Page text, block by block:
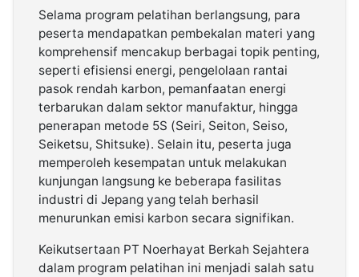
Selama program pelatihan berlangsung, para
peserta mendapatkan pembekalan materi yang
komprehensif mencakup berbagai topik penting,
seperti efisiensi energi, pengelolaan rantai
pasok rendah karbon, pemanfaatan energi
terbarukan dalam sektor manufaktur, hingga
penerapan metode 5S (Seiri, Seiton, Seiso,
Seiketsu, Shitsuke). Selain itu, peserta juga
memperoleh kesempatan untuk melakukan
kunjungan langsung ke beberapa fasilitas
industri di Jepang yang telah berhasil
menurunkan emisi karbon secara signifikan.
Keikutsertaan PT Noerhayat Berkah Sejahtera
dalam program pelatihan ini menjadi salah satu